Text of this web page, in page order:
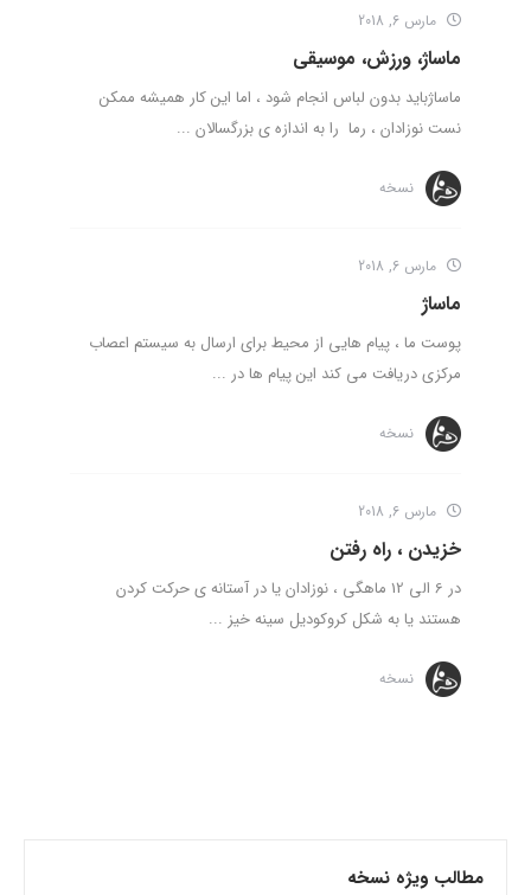
مارس 6, 2018
ماساژ، ورزش، موسیقی
ماساژباید بدون لباس انجام شود ، اما این کار همیشه ممکن
نست نوزادان ، رما را به اندازه ی بزرگسالان ...
نسخه
مارس 6, 2018
ماساژ
پوست ما ، پیام هایی از محیط برای ارسال به سیستم اعصاب
مرکزی دریافت می کند این پیام ها در ...
نسخه
مارس 6, 2018
خزیدن ، راه رفتن
در 6 الی 12 ماهگی ، نوزادان یا در آستانه ی حرکت کردن
هستند یا به شکل کروکودیل سینه خیز ...
نسخه
مطالب ویژه نسخه